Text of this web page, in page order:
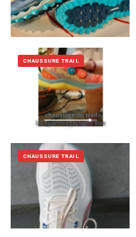
CHAUSSURE TRAIL
CHAUSSURE TRAIL